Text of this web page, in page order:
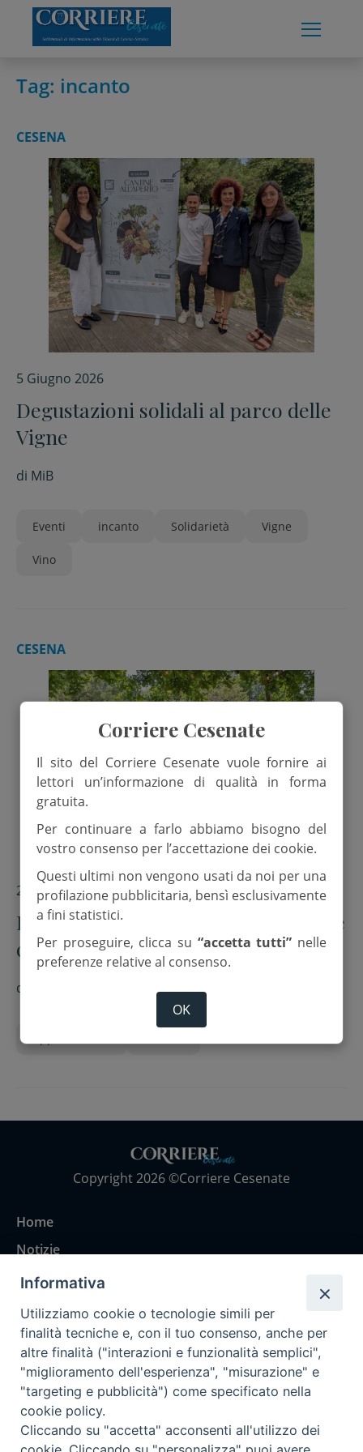
content
Tag: incanto
CESENA
5 Giugno 2026
Degustazioni solidali al parco delle
Vigne
di MiB
Eventi incanto Solidarietà Vigne
Vino
CESENA
29 Aprile 2025
Fine settimana nel parco delle Vigne
con “Cesena in fiore”
di
Copyright 2026 ©Corriere Cesenate
Home
Notizie
Rubriche
Chi siamo
Come abbonarsi
Contatti
Corriere Cesenate
Il sito del Corriere Cesenate vuole fornire ai
lettori un’informazione di qualità in forma
gratuita.
Per continuare a farlo abbiamo bisogno del
vostro consenso per l’accettazione dei cookie.
Questi ultimi non vengono usati da noi per una
profilazione pubblicitaria, bensì esclusivamente
a fini statistici.
Per proseguire, clicca su “accetta tutti” nelle
preferenze relative al consenso.
OK
Informativa
Utilizziamo cookie o tecnologie simili per
finalità tecniche e, con il tuo consenso, anche per
altre finalità ("interazioni e funzionalità semplici",
"miglioramento dell'esperienza", "misurazione" e
"targeting e pubblicità") come specificato nella
cookie policy.
Cliccando su "accetta" acconsenti all'utilizzo dei